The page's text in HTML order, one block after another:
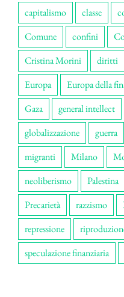
capitalismo
classe
Comune
confini
Cristina Morini
diritti
Europa
Europa della
Gaza
general intellect
globalizzazione
guerra
migranti
Milano
neoliberismo
Palestina
Precarietà
razzismo
repressione
speculazione finanziaria